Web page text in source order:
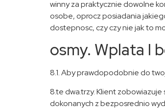
winny za praktycznie dowolne
osobe, oprocz posiadania
dostepnosc, czy czy nie jak to
osmy. Wplata I
8.1. Aby prawdopodobnie do
8.te dwa.trzy. Klient
dokonanych z bezposrednio